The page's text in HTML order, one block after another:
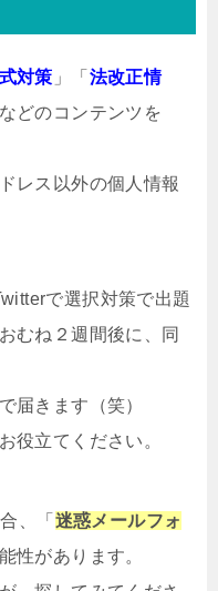
対策 」「 法改正情
どのコンテンツを
レス以外の個人情報
で選択対策で出題
むね２週間後に、同
届きます（笑）
役立てください。
、「 迷惑メールフォ
性があります。